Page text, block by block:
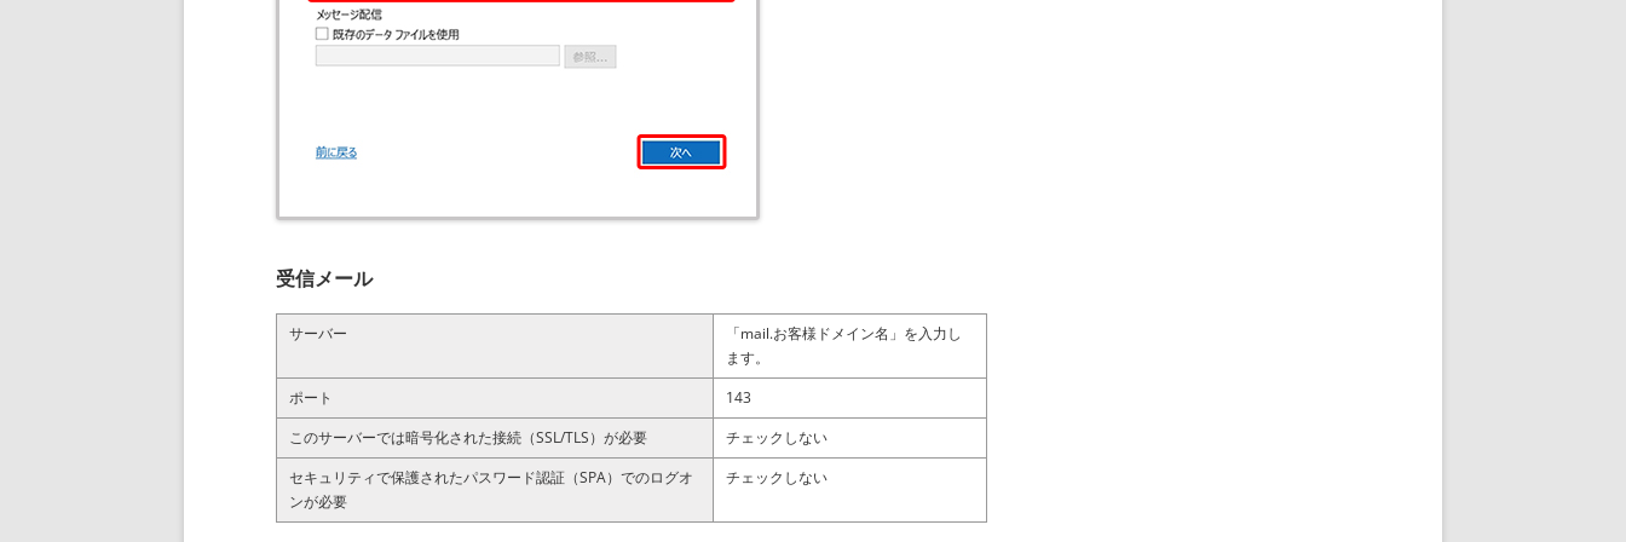
受信メール
サーバー
「mail.お客様ドメイン名」を入力し
ます。
ポート
143
このサーバーでは暗号化された接続（SSL/TLS）が必要
チェックしない
セキュリティで保護されたパスワード認証（SPA）でのログオ
ンが必要
チェックしない